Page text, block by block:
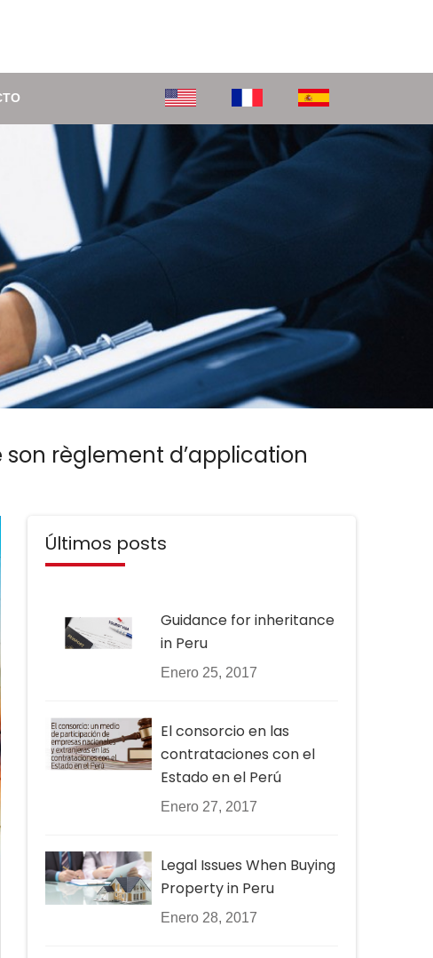
règlement d’application
Últimos posts
Guidance for inheritance
in Peru
Enero 25, 2017
El consorcio en las
contrataciones con el
Estado en el Perú
Enero 27, 2017
Legal Issues When Buying
Property in Peru
Enero 28, 2017